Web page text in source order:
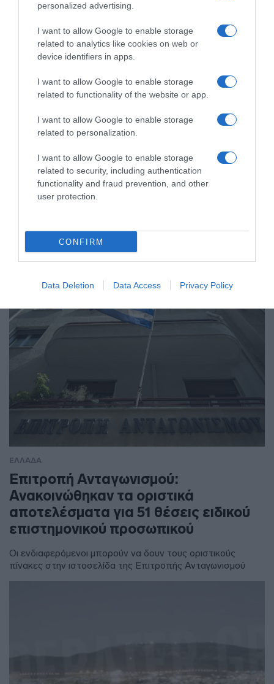
personalized advertising.
I want to allow Google to enable storage
related to analytics like cookies on web or
device identifiers in apps.
I want to allow Google to enable storage
related to functionality of the website or app.
I want to allow Google to enable storage
related to personalization.
I want to allow Google to enable storage
related to security, including authentication
functionality and fraud prevention, and other
user protection.
CONFIRM
Data Deletion Data Access Privacy Policy
ΕΛΛΑΔΑ
Σε κατάσταση κινητοποίησης Αττική,
Εύβοια και Βοιωτία λόγω πολύ υψηλού
Για τις περιοχές που προβλέπεται πολύ υψηλός κίνδυνος
πυρκαγιάς εφαρμόζεται το Σχέδιο Δράσεων Πολιτικής
Προστασίας
ΕΛΛΑΔΑ
Επιτροπή Ανταγωνισμού:
Ανακοινώθηκαν τα οριστικά
αποτελέσματα για 51 θέσεις ειδικού
επιστημονικού προσωπικού
Οι ενδιαφερόμενοι μπορούν να δουν τους οριστικούς
πίνακες στην ιστοσελίδα της Επιτροπής Ανταγωνισμού